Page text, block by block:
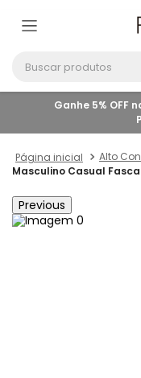
Ganhe 5% OFF
Alto
Masculino Casual
Previous